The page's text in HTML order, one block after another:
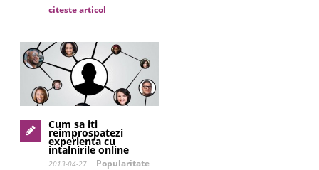
citeste articol
Cum sa iti
reimprospatezi
experienta cu
intalnirile online
2013-04-27 Popularitate